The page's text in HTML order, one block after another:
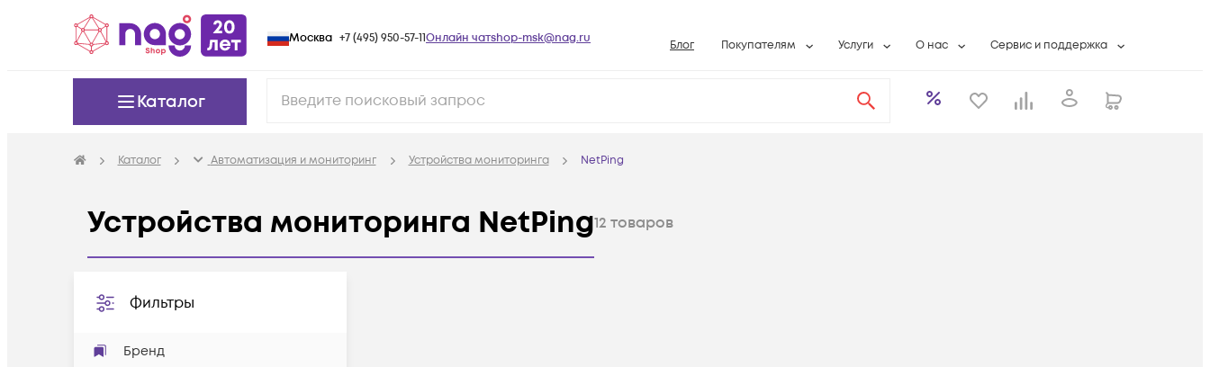
Москва +7 (495) 950-57-11Онлайн чатshop-msk@nag.ru Блог Покупателям Услуги
Системная интеграция
О нас
Контактная информация
Сервис и поддержка
Контакты сервисных центров
Каталог
Каталог Автоматизация и мониторинг Устройства мониторинга NetPing
Устройства мониторинга NetPing12 товаров
Фильтры
Бренд